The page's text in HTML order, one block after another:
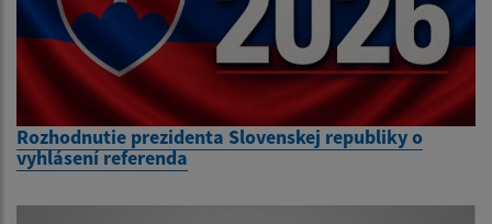
Rozhodnutie prezidenta Slovenskej republiky o
vyhlásení referenda